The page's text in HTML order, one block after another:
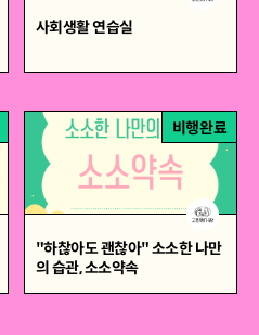
사회생활 연습실
비행완료
"하찮아도 괜찮아" 소소한 나만
의 습관, 소소약속